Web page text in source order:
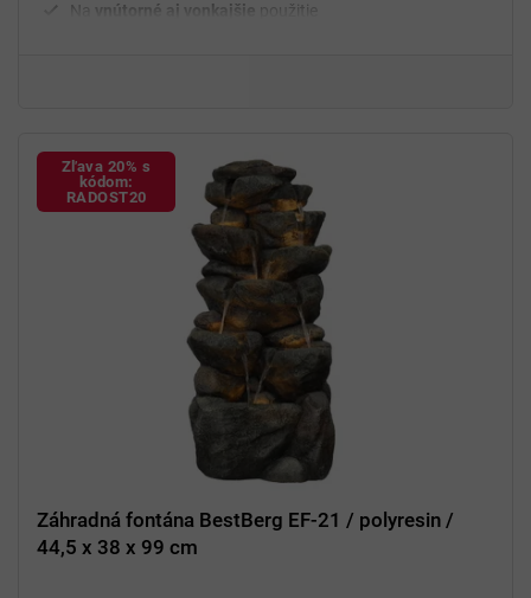
Na vnútorné aj vonkajšie použitie
Zľava 20% s
kódom:
RADOST20
Záhradná fontána BestBerg EF-21 / polyresin /
44,5 x 38 x 99 cm